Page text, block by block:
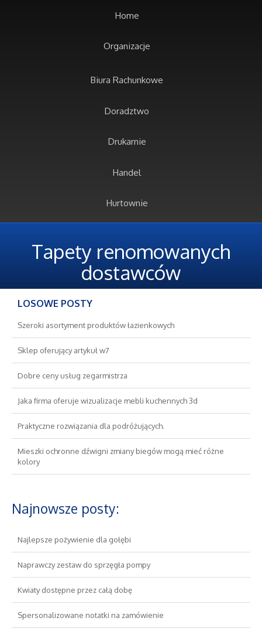
Home
Organizacje
Biura Rachunkowe
Doradztwo
Drukarnie
Handel
Hurtownie
Oferty Pracy
Ekologia
Banki, Przelewy, Waluty, Kantory
Wykończenia
Projektowanie
Remonty, Elektryk, Hydraulik
Nieruchomości
Drzwi i Okna
Nieruchomości, Działki
Domy, Mieszkania
Tapety renomowanych
dostawców
LOSOWE POSTY
Szeroki asortyment produktów łazienkowych
Sklep oferujący artykuł w7
Dobre ceny usług zegarmistrza
Jaka firma oferuje wizualizacje mebli kuchennych 3d
Praktyczne rozwiązania dla podróżujących.
Mieszki ochronne dźwigni zmiany biegów mogą mieć różne
kolory
Najnowsze posty:
Najlepsze pożywienie dla gołębi
Naprawczy zestaw do sprzęgła pompy
Kwiaty dostępne przez całą dobę
Spersonalizowane notatki na zamówienie